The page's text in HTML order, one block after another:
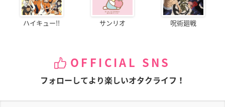
ハイキュー!! サンリオ 呪術廻戦
OFFICIAL SNS
フォローしてより楽しいオタクライフ！